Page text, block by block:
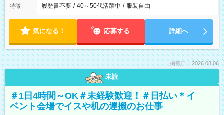
特徴 履歴書不要 / 40～50代活躍中 / 服装自由
気になる！ 応募する 詳細へ
掲載日：2026.08.06
未読
＃1日4時間～OK＃未経験歓迎！＃日払い＊イ
ベント会場でイスや机の運搬のお仕事